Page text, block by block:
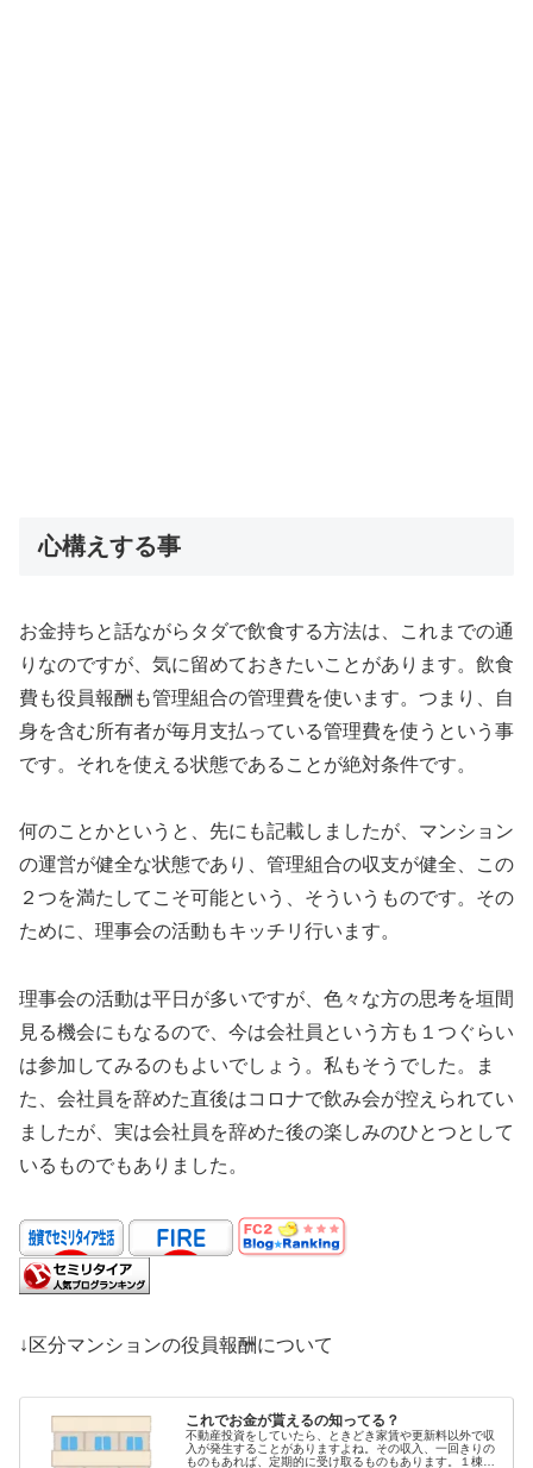
心構えする事
お金持ちと話ながらタダで飲食する方法は、これまでの通
りなのですが、気に留めておきたいことがあります。飲食
費も役員報酬も管理組合の管理費を使います。つまり、自
身を含む所有者が毎月支払っている管理費を使うという事
です。それを使える状態であることが絶対条件です。
何のことかというと、先にも記載しましたが、マンション
の運営が健全な状態であり、管理組合の収支が健全、この
２つを満たしてこそ可能という、そういうものです。その
ために、理事会の活動もキッチリ行います。
理事会の活動は平日が多いですが、色々な方の思考を垣間
見る機会にもなるので、今は会社員という方も１つぐらい
は参加してみるのもよいでしょう。私もそうでした。ま
た、会社員を辞めた直後はコロナで飲み会が控えられてい
ましたが、実は会社員を辞めた後の楽しみのひとつとして
いるものでもありました。
↓区分マンションの役員報酬について
これでお金が貰えるの知ってる？
不動産投資をしていたら、ときどき家賃や更新料以外で収
入が発生することがありますよね。その収入、一回きりの
ものもあれば、定期的に受け取るものもあります。１棟も